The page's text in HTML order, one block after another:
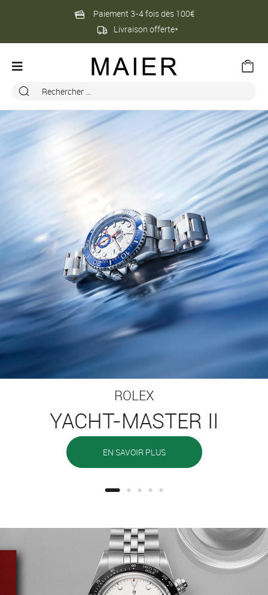
Paiement 3-4 fois dès 100€
Livraison offerte*
ROLEX
YACHT-MASTER II
EN SAVOIR PLUS